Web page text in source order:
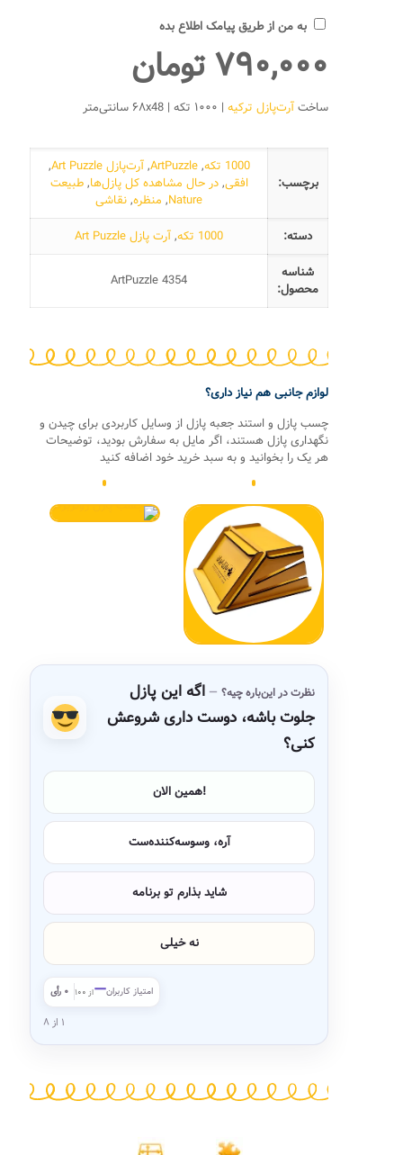
به من از طریق پیامک اطلاع بده
۷۹۰,۰۰۰تومان
ساختآرت‌پازل ترکیه | ۱۰۰۰ تکه | ۶۸x48 سانتی‌متر
برچسب:
1000 تکه ,
ArtPuzzle
,آرت‌پازل Art Puzzle
,
افقی,در حال مشاهده کل پازل‌ها,طبیعت
Nature
, منظره,نقاشی
دسته:
1000 تکه ,آرت پازل Art Puzzle
شناسه
محصول:
ArtPuzzle 4354
لوازم جانبی هم نیاز داری؟
چسب پازل و استند جعبه پازل از وسایل کاربردی برای چیدن و
نگهداری پازل هستند، اگر مایل به سفارش بودید، توضیحات
هر یک را بخوانید و به سبد خرید خود اضافه کنید
نظرت در این‌باره چیه؟
اگه این پازل
جلوت باشه، دوست داری شروعش
کنی؟
همین الان!
آره، وسوسه‌کننده‌ست
شاید بذارم تو برنامه
نه خیلی
امتیاز کاربران—از ۱۰۰ ۰ رأی
۱ از ۸